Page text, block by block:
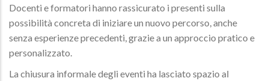
Docenti e formatori hanno rassicurato i presenti sulla
possibilità concreta di iniziare un nuovo percorso, anche
senza esperienze precedenti, grazie a un approccio pratico e
personalizzato.
La chiusura informale degli eventi ha lasciato spazio al